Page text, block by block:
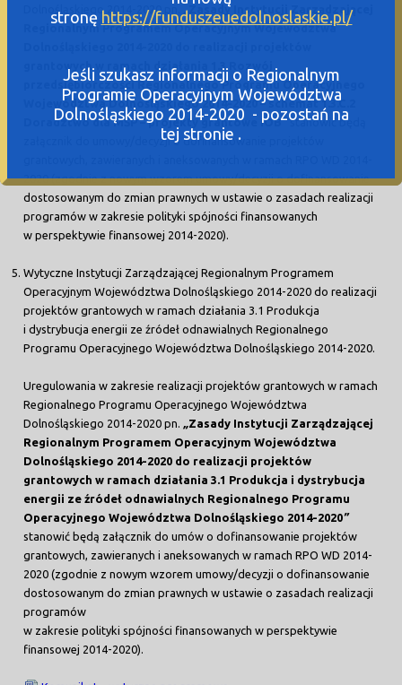
Dolnośląskiego 2014-2020 pn. „ Zasady Instytucji Zarządzającej
Regionalnym Programem Operacyjnym Województwa
grantowych w ramach działania 1.3 Rozwój
przedsiębiorczości Regionalnego Programu Operacyjnego
Województwa Dolnośląskiego 2014-2020 – schemat 1.3.C.2
Doradztwo dla MŚP – projekty grantowe IOB”stanowić będą
załącznik do umowy/decyzji o dofinansowanie projektów
2020 (zgodnie z nowym wzorem umowy/decyzji o dofinansowanie
dostosowanym do zmian prawnych w ustawie o zasadach realizacji
programów w zakresie polityki spójności finansowanych
w perspektywie finansowej 2014-2020).
Wytyczne Instytucji Zarządzającej Regionalnym Programem
Operacyjnym Województwa Dolnośląskiego 2014-2020 do realizacji
projektów grantowych w ramach działania 3.1 Produkcja
i dystrybucja energii ze źródeł odnawialnych Regionalnego
Programu Operacyjnego Województwa Dolnośląskiego 2014-2020.
Uregulowania w zakresie realizacji projektów grantowych w ramach
Regionalnego Programu Operacyjnego Województwa
Dolnośląskiego 2014-2020 pn.
Zasady Instytucji Zarządzającej
Regionalnym Programem Operacyjnym Województwa
Dolnośląskiego 2014-2020 do realizacji projektów
grantowych w ramach działania 3.1 Produkcja i dystrybucja
energii ze źródeł odnawialnych Regionalnego Programu
Operacyjnego Województwa Dolnośląskiego 2014-2020”
stanowić będą załącznik do umów o dofinansowanie projektów
grantowych, zawieranych i aneksowanych w ramach RPO WD 2014-
2020 (zgodnie z nowym wzorem umowy/decyzji o dofinansowanie
dostosowanym do zmian prawnych w ustawie o zasadach realizacji
programów
w zakresie polityki spójności finansowanych w perspektywie
finansowej 2014-2020).
stronę https://funduszeuedolnoslaskie.pl/
Jeśli szukasz informacji o Regionalnym
Programie Operacyjnym Województwa
Dolnośląskiego 2014-2020 - pozostań na
tej stronie .